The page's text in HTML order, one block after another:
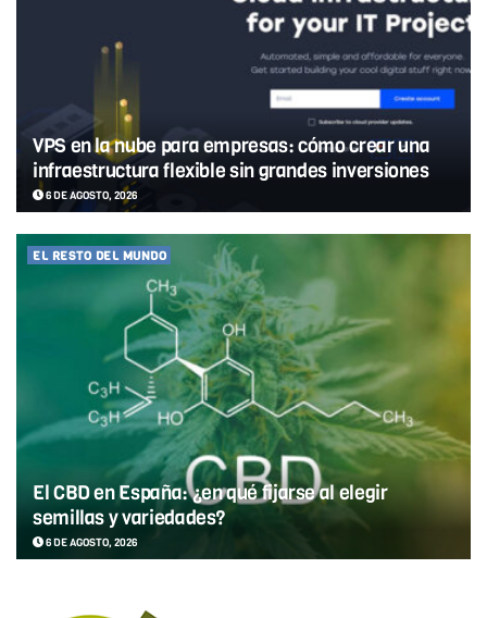
VPS en la nube para empresas: cómo crear una
infraestructura flexible sin grandes inversiones
6 DE AGOSTO, 2026
EL RESTO DEL MUNDO
El CBD en España: ¿en qué fijarse al elegir
semillas y variedades?
6 DE AGOSTO, 2026